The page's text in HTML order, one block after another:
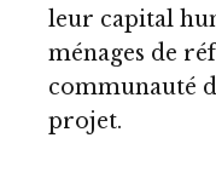
leur capital
ménages de
communauté
projet.